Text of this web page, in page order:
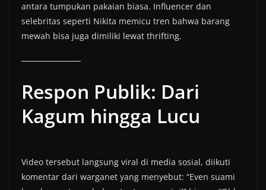
antara tumpukan pakaian biasa. Influencer dan
selebritas seperti Nikita memicu tren bahwa barang
mewah bisa juga dimiliki lewat thrifting.
Respon Publik: Dari
Kagum hingga Lucu
Video tersebut langsung viral di media sosial, diikuti
komentar dari warganet yang menyebut: “Even suami